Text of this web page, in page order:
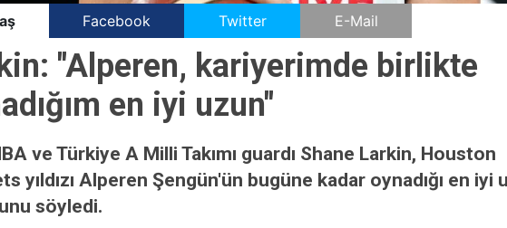
Facebook Twitter E-Mail
"Alperen, kariyerimde birlikte
en iyi uzun"
ve Türkiye A Milli Takımı guardı Shane Larkin, Houston
yıldızı Alperen Şengün'ün bugüne kadar oynadığı en iyi
söyledi.